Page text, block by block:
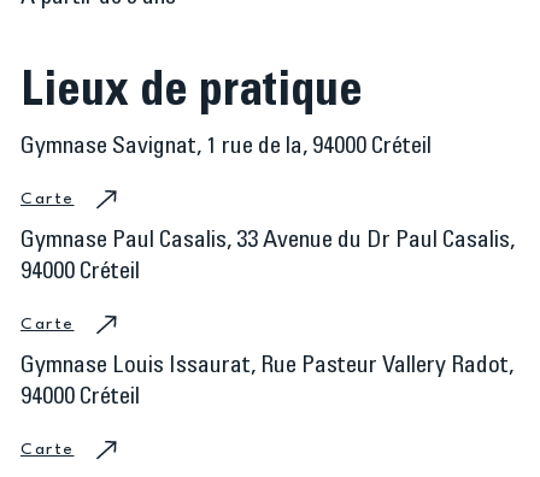
Lieux de pratique
Gymnase Savignat, 1 rue de la, 94000 Créteil
Gymnase Paul Casalis, 33 Avenue du Dr Paul Casalis,
94000 Créteil​
Gymnase Louis Issaurat, Rue Pasteur Vallery Radot,
94000 Créteil
Carte
Carte
Carte